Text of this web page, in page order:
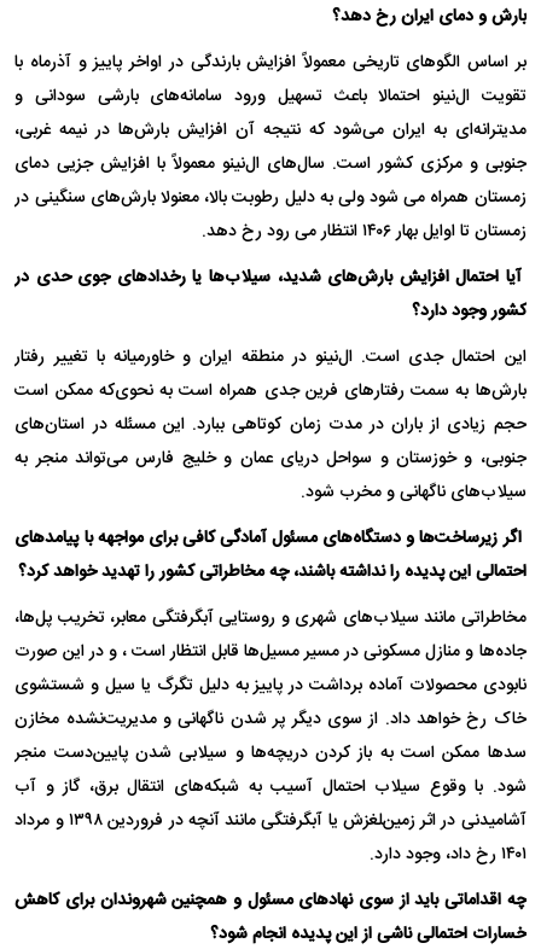
بارش و دمای ایران رخ دهد؟
بر اساس الگوهای تاریخی معمولاً افزایش بارندگی در اواخر پاییز و آذرماه با
تقویت ال‌نینو احتمالا باعث تسهیل ورود سامانه‌های بارشی سودانی و
مدیترانه‌ای به ایران می‌شود که نتیجه آن افزایش بارش‌ها در نیمه غربی،
جنوبی و مرکزی کشور است. سال‌های ال‌نینو معمولاً با افزایش جزیی دمای
زمستان همراه می شود ولی به دلیل رطوبت بالا، معنولا بارش‌های سنگینی در
زمستان تا اوایل بهار ۱۴۰۶ انتظار می رود رخ دهد.
آیا احتمال افزایش بارش‌های شدید، سیلاب‌ها یا رخدادهای جوی حدی در
کشور وجود دارد؟
این احتمال جدی است. ال‌نینو در منطقه ایران و خاورمیانه با تغییر رفتار
بارش‌ها به سمت رفتارهای فرین جدی همراه است به نحوی‌که ممکن است
حجم زیادی از باران در مدت زمان کوتاهی ببارد. این مسئله در استان‌های
جنوبی، و خوزستان و سواحل دریای عمان و خلیج فارس می‌تواند منجر به
سیلاب‌های ناگهانی و مخرب شود.
اگر زیرساخت‌ها و دستگاه‌های مسئول آمادگی کافی برای مواجهه با پیامدهای
احتمالی این پدیده را نداشته باشند، چه مخاطراتی کشور را تهدید خواهد کرد؟
مخاطراتی مانند سیلاب‌های شهری و روستایی آبگرفتگی معابر، تخریب پل‌ها،
جاده‌ها و منازل مسکونی در مسیر مسیل‌ها قابل انتظار است ، و در این صورت
نابودی محصولات آماده برداشت در پاییز به دلیل تگرگ یا سیل و شستشوی
خاک رخ خواهد داد. از سوی دیگر پر شدن ناگهانی و مدیریت‌نشده مخازن
سدها ممکن است به باز کردن دریچه‌ها و سیلابی شدن پایین‌دست منجر
شود. با وقوع سیلاب احتمال آسیب به شبکه‌های انتقال برق، گاز و آب
آشامیدنی در اثر زمین‌‍لغزش یا آبگرفتگی مانند آنچه در فروردین ۱۳۹۸ و مرداد
۱۴۰۱ رخ داد، وجود دارد.
چه اقداماتی باید از سوی نهادهای مسئول و همچنین شهروندان برای کاهش
خسارات احتمالی ناشی از این پدیده انجام شود؟